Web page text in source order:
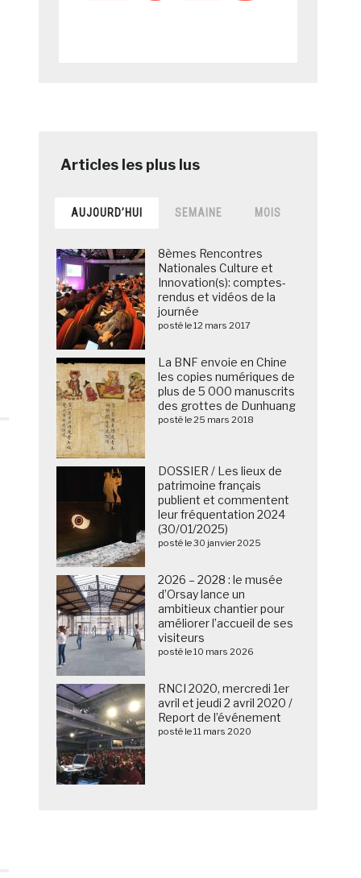
AUJOURD’HUI SEMAINE MOIS
8èmes Rencontres
Nationales Culture et
Innovation(s): comptes-
rendus et vidéos de la
journée
posté le 12 mars 2017
La BNF envoie en Chine
les copies numériques de
plus de 5 000 manuscrits
des grottes de Dunhuang
posté le 25 mars 2018
DOSSIER / Les lieux de
patrimoine français
publient et commentent
leur fréquentation 2024
(30/01/2025)
posté le 30 janvier 2025
2026 – 2028 : le musée
d’Orsay lance un
ambitieux chantier pour
améliorer l’accueil de ses
visiteurs
posté le 10 mars 2026
RNCI 2020, mercredi 1er
avril et jeudi 2 avril 2020 /
Report de l’événement
posté le 11 mars 2020